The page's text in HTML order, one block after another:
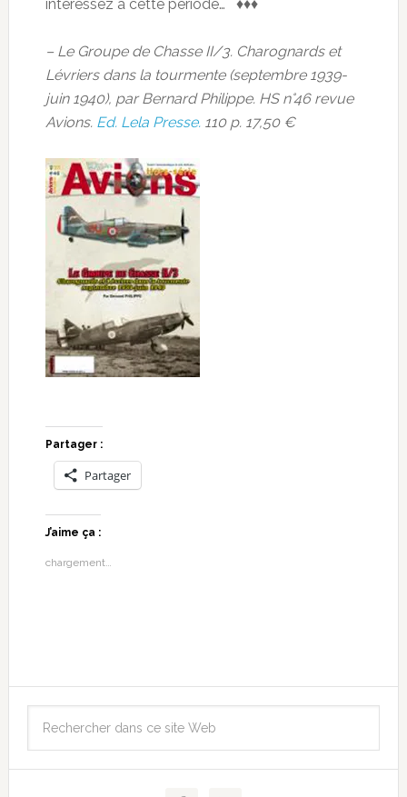
intéressez à cette période… ♦♦♦
– Le Groupe de Chasse II/3. Charognards et
Lévriers dans la tourmente (septembre 1939-
juin 1940), par Bernard Philippe. HS n°46 revue
Avions. Ed. Lela Presse.110 p. 17,50 €
Partager :
Partager
J’aime ça :
chargement…